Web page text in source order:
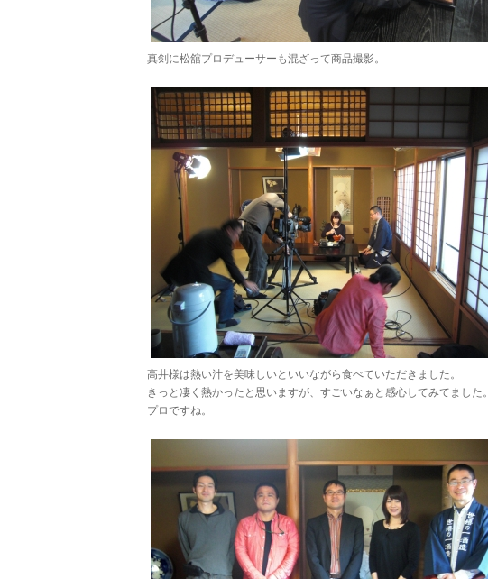
真剣に松舘プロデューサーも混ざって商品撮影。
高井様は熱い汁を美味しいといいながら食べていただきました。
きっと凄く熱かったと思いますが、すごいなぁと感心してみてました。
プロですね。